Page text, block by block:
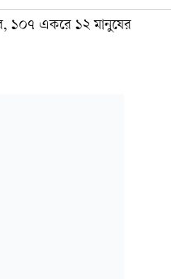
১০৭ একরে ১২ মানুষের